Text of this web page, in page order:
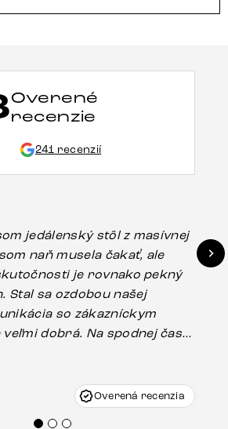
Overené
recenzie
241 recenzií
jedálenský stôl z masívnej
naň musela čakať, ale
je rovnako pekný
Stal sa ozdobou našej
so zákazníckym
dobrá. Na spodnej časti
poškodenie, pravdepodobne
mojej záležitosti pristúpili
Odporúčam produkty Delife
Overená recenzia